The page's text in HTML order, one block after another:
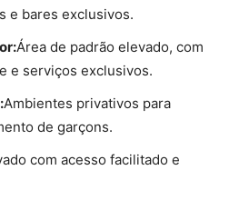
e bares exclusivos.
Área de padrão elevado, com
e serviços exclusivos.
Ambientes privativos para
de garçons.
com acesso facilitado e